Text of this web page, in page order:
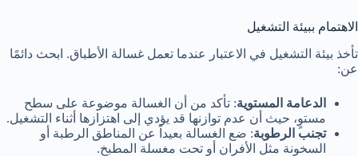
الاهتمام ببيئة التشغيل
تأخذ بيئة التشغيل في الاعتبار عندما تعمل غسالة الأطباق. ابحث دائمًا
عن:
الدعامة المستوية: تأكد من أن الغسالة موضوعة على سطح
مستوٍ، حيث أن عدم توازنها قد يؤدي إلى اهتزازها أثناء التشغيل.
تجنب الرطوبة: ضع الغسالة بعيداً عن المناطق الرطبة أو
السخونة مثل الأفران أو تحت مغسلة المطبخ.